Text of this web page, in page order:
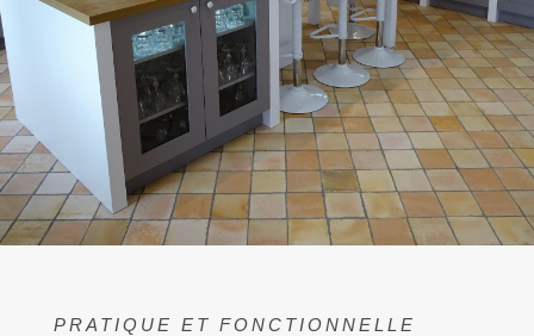
PRATIQUE ET FONCTIONNELLE